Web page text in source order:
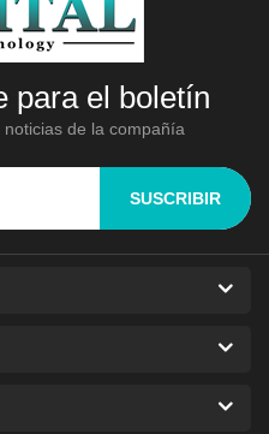
para el boletín
noticias de la compañía
SUSCRIBIR